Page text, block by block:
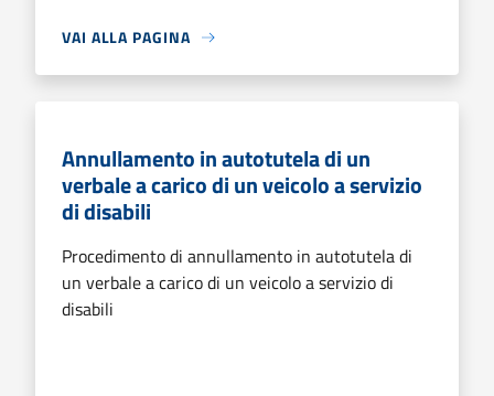
VAI ALLA PAGINA
Annullamento in autotutela di un
verbale a carico di un veicolo a servizio
di disabili
Procedimento di annullamento in autotutela di
un verbale a carico di un veicolo a servizio di
disabili